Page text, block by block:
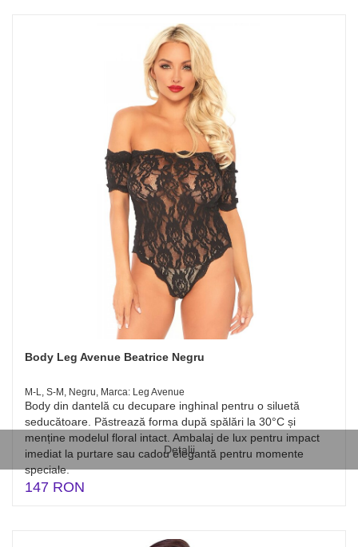
Detalii
Body Leg Avenue Beatrice Negru
M-L, S-M, Negru, Marca: Leg Avenue
Body din dantelă cu decupare inghinal pentru o siluetă
seducătoare. Păstrează forma după spălări la 30°C și
menține modelul floral intact. Ambalaj de lux pentru impact
imediat la purtare sau cadou elegantă pentru momente
speciale.
147 RON